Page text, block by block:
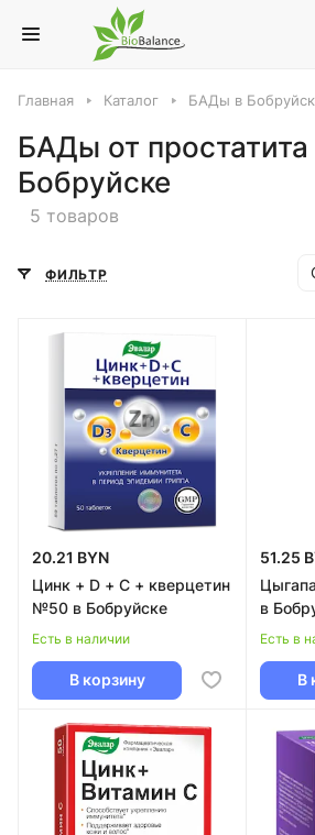
Главная Каталог БАДы в
БАДы от простатита
Бобруйске
5 товаров
ФИЛЬТР
20.21 BYN
Цинк + D + C + кверцетин
№50 в Бобруйске
Есть в наличии
В корзину
51.25
в
Есть в
В